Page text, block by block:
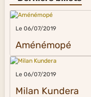
Le 06/07/2019
Aménémopé
Le 06/07/2019
Milan Kundera